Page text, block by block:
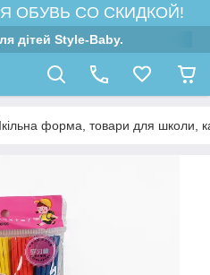
ОБУВЬ СО СКИДКОЙ!
дітей Style-Baby.
форма, товари для школи,